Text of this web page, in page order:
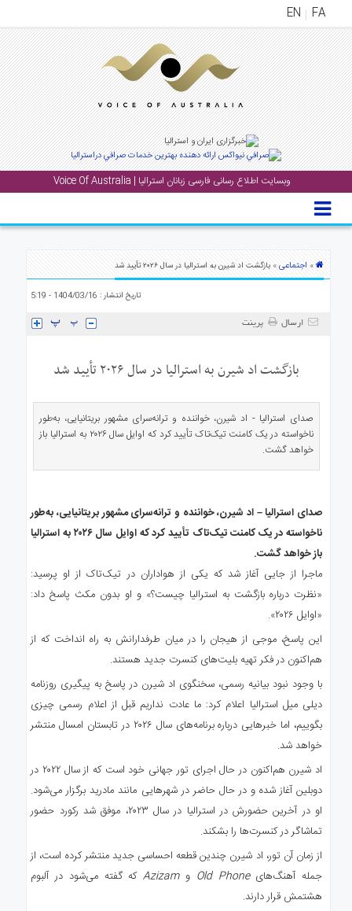
FA
EN
وبسایت اطلاع رسانی فارسی زبانان استرالیا | Voice Of Australia
منوی
اصلی
خانه
جشن
رویداد
درباره
ارتباط
» اجتماعی» بازگشت اد شیرن به استرالیا در سال ۲۰۲۶ تأیید شد
تاریخ انتشار : 1404/03/16 - 5:19
ارسال پرینت
بازگشت اد شیرن به استرالیا در سال ۲۰۲۶ تأیید شد
صدای استرالیا - اد شیرن، خواننده و ترانه‌سرای مشهور بریتانیایی، به‌طور
ناخواسته در یک کامنت تیک‌تاک تأیید کرد که اوایل سال ۲۰۲۶ به استرالیا باز
خواهد گشت.
صدای استرالیا – اد شیرن، خواننده و ترانه‌سرای مشهور بریتانیایی، به‌طور
ناخواسته در یک کامنت تیک‌تاک تأیید کرد که اوایل سال ۲۰۲۶ به استرالیا
باز خواهد گشت.
ماجرا از جایی آغاز شد که یکی از هواداران در تیک‌تاک از او پرسید:
«نظرت درباره بازگشت به استرالیا چیست؟» و او بدون مکث پاسخ داد:
«اوایل ۲۰۲۶».
این پاسخ، موجی از هیجان را در میان طرفدارانش به راه انداخت که از
هم‌اکنون در فکر تهیه بلیت‌های کنسرت جدید هستند.
با وجود نبود بیانیه رسمی، سخنگوی اد شیرن در پاسخ به پیگیری روزنامه
دیلی میل استرالیا اعلام کرد: ما عادت نداریم قبل از اعلام رسمی چیزی
بگوییم، اما خبرهایی درباره برنامه‌های سال ۲۰۲۶ در تابستان امسال منتشر
خواهد شد.
اد شیرن هم‌اکنون در حال اجرای تور جهانی خود است که از سال ۲۰۲۲ در
دوبلین آغاز شده و در حال حاضر در شهرهایی مانند مادرید برگزار می‌شود.
او در آخرین حضورش در استرالیا در سال ۲۰۲۳، موفق شد رکورد حضور
تماشاگر در کنسرت‌ها را بشکند.
از زمان آن تور، اد شیرن چندین قطعه احساسی جدید منتشر کرده است، از
جمله آهنگ‌هایOld Phone وAzizamکه گفته می‌شود در آلبوم
هشتمش قرار دارند.